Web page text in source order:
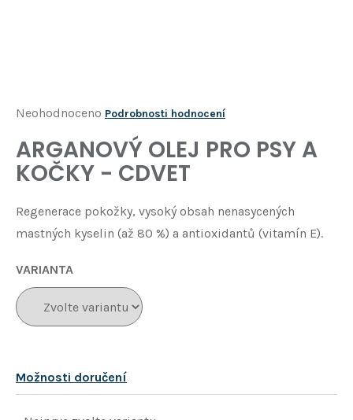
Průměrné
produktu
je
hvězdiček.
Neohodnoceno Podrobnosti hodnocení
ARGANOVÝ OLEJ PRO PSY A
KOČKY - CDVET
Regenerace pokožky, vysoký obsah nenasycených
mastných kyselin (až 80 %) a antioxidantů (vitamín E).
VARIANTA
Možnosti doručení
D
o
p
r
u
u
e
m